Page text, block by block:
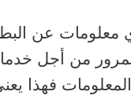
عن
من أجل
فهذا